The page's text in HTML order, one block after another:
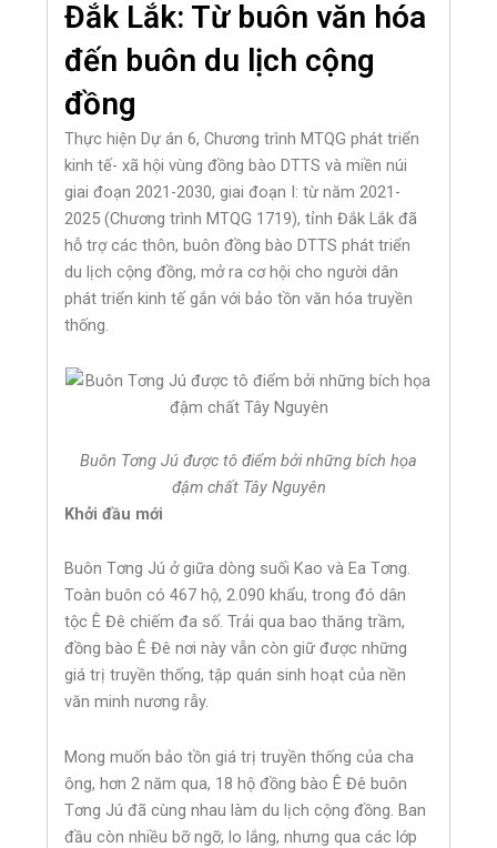
Đắk Lắk: Từ buôn văn hóa
đến buôn du lịch cộng
đồng
Thực hiện Dự án 6, Chương trình MTQG phát triển
kinh tế- xã hội vùng đồng bào DTTS và miền núi
giai đoạn 2021-2030, giai đoạn I: từ năm 2021-
2025 (Chương trình MTQG 1719), tỉnh Đắk Lắk đã
hỗ trợ các thôn, buôn đồng bào DTTS phát triển
du lịch cộng đồng, mở ra cơ hội cho người dân
phát triển kinh tế gắn với bảo tồn văn hóa truyền
thống.
Buôn Tơng Jú được tô điểm bởi những bích họa
đậm chất Tây Nguyên
Khởi đầu mới
Buôn Tơng Jú ở giữa dòng suối Kao và Ea Tơng.
Toàn buôn có 467 hộ, 2.090 khẩu, trong đó dân
tộc Ê Đê chiếm đa số. Trải qua bao thăng trầm,
đồng bào Ê Đê nơi này vẫn còn giữ được những
giá trị truyền thống, tập quán sinh hoạt của nền
văn minh nương rẫy.
Mong muốn bảo tồn giá trị truyền thống của cha
ông, hơn 2 năm qua, 18 hộ đồng bào Ê Đê buôn
Tơng Jú đã cùng nhau làm du lịch cộng đồng. Ban
đầu còn nhiều bỡ ngỡ, lo lắng, nhưng qua các lớp